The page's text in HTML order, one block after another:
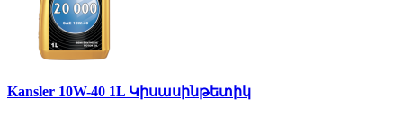
Kansler 10W-40 1L Կիսասինթետիկ